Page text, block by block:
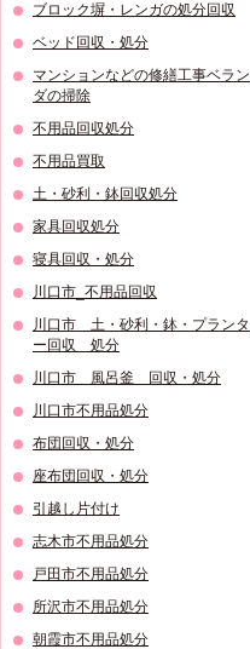
ブロック塀・レンガの処分回収
ベッド回収・処分
マンションなどの修繕工事ベラン
ダの掃除
不用品回収処分
不用品買取
土・砂利・鉢回収処分
家具回収処分
寝具回収・処分
川口市_不用品回収
川口市 土・砂利・鉢・プランタ
ー回収 処分
川口市 風呂釜 回収・処分
川口市不用品処分
布団回収・処分
座布団回収・処分
引越し片付け
志木市不用品処分
戸田市不用品処分
所沢市不用品処分
朝霞市不用品処分